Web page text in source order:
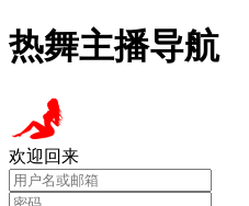
热舞主播导航
欢迎回来